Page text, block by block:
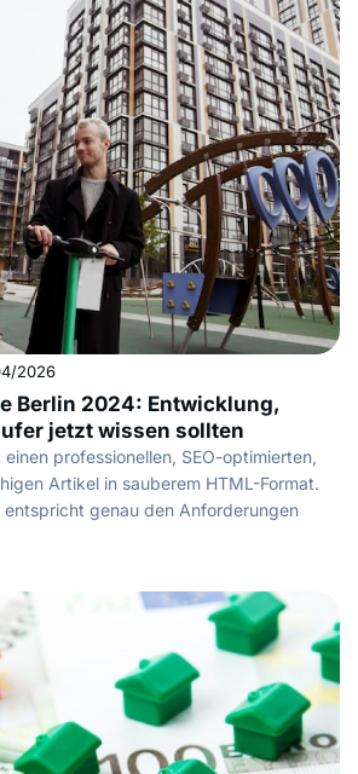
2026
Berlin 2024: Entwicklung,
jetzt wissen sollten
professionellen, SEO-optimierten,
Artikel in sauberem HTML-Format.
entspricht genau den Anforderungen